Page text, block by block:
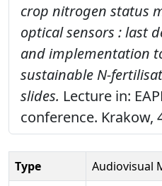
crop nitrogen status
optical sensors : last
and implementation
sustainable N-
slides. Lecture in:
conference. Krakow,
Type
Audiovisual